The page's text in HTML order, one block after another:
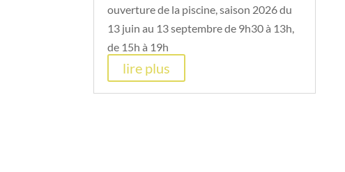
ouverture de la piscine, saison 2026 du
13 juin au 13 septembre de 9h30 à 13h,
de 15h à 19h
lire plus